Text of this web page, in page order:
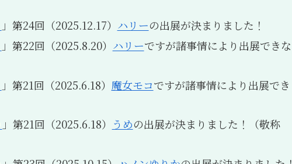
」第24回（2025.12.17） ハリーの出展が決まりました！
」第22回（2025.8.20） ハリーですが諸事情により出展できな
」第21回（2025.6.18） 魔女モコですが諸事情により出展でき
」第21回（2025.6.18） うめの出展が決まりました！（敬称